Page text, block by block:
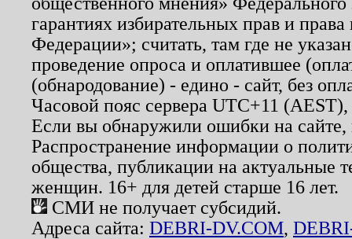
гарантиях избирательных прав и
Федерации»; считать, там где не
проведение опроса и оплатившее
(обнародование) - едино - сайт, без
Часовой пояс сервера UTC+11
Если вы обнаружили ошибки на
Распространение информации о
общества, публикации на актуальные
женщин. 16+ для детей старше 16 лет.
СМИ не получает субсидий.
Адреса сайта: DEBRI-DV.COM,